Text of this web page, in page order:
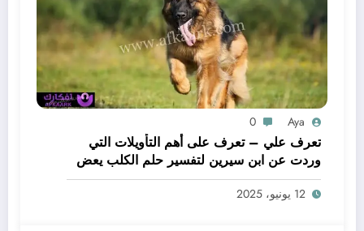
Aya
0
تعرف علي – تعرف على أهم التأويلات التي
وردت عن ابن سيرين لتفسير حلم الكلب يعض
يدي – بالتفصيل
12 يونيو، 2025